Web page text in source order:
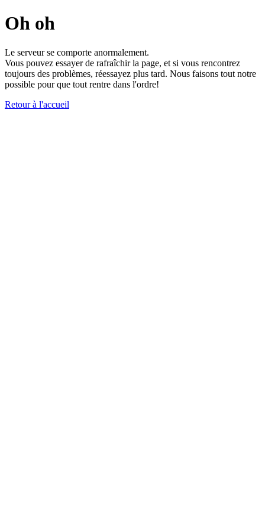
Oh oh
Le serveur se comporte anormalement.
Vous pouvez essayer de rafraîchir la page, et si vous rencontrez
toujours des problèmes, réessayez plus tard. Nous faisons tout notre
possible pour que tout rentre dans l'ordre!
Retour à l'accueil